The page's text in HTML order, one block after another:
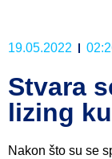
19.05.2022
Stvara
lizing
Nakon što su se